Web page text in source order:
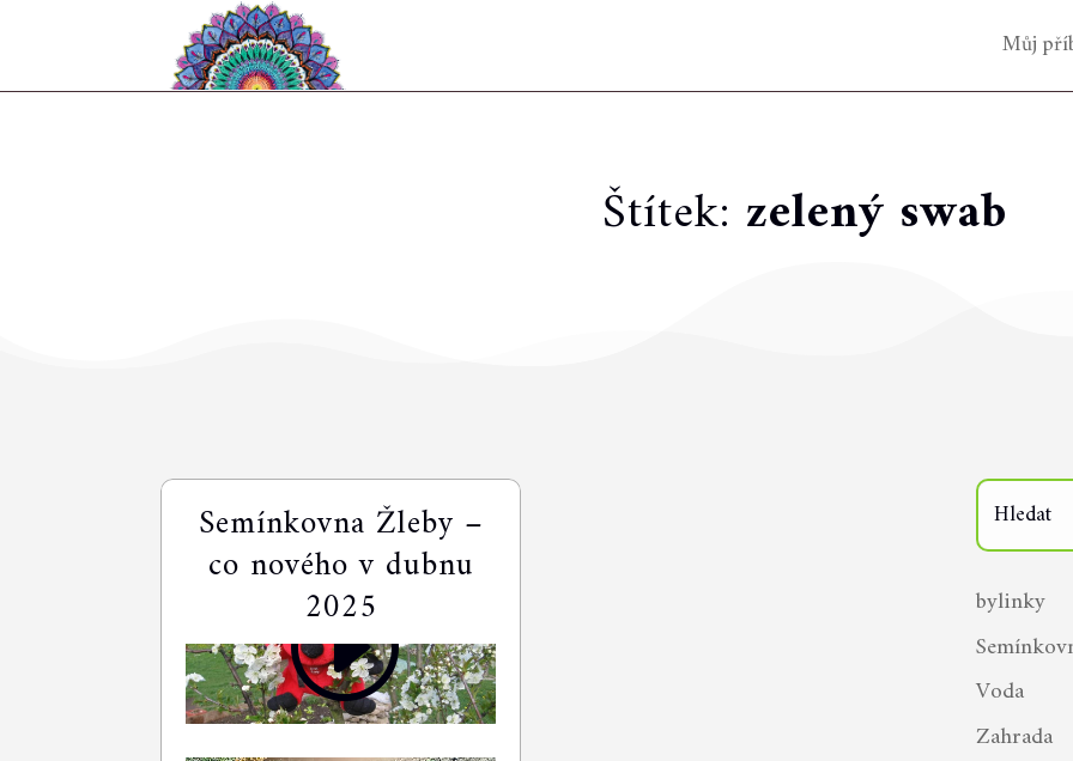
Můj
Štítek: zelený swab
Semínkovna Žleby –
co nového v dubnu
2025
bylinky
Voda
Zahrada